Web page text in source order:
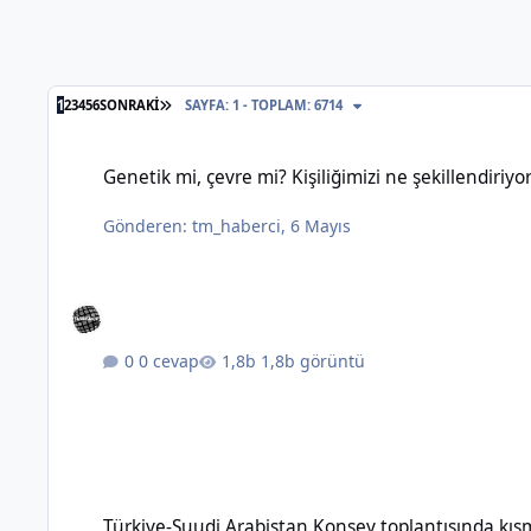
123456SONRAKI SON SAYFA
SAYFA: 1 - TOPLAM: 6714
Genetik mi, çevre mi? Kişiliğimizi ne
Gönderen:tm_haberci,6 Mayıs
0 cevap 1,8b görüntü